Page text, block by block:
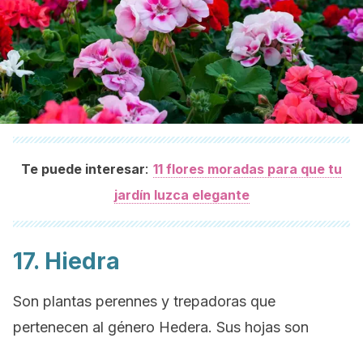
Te puede interesar: 11 flores moradas para que tu
jardín luzca elegante
17. Hiedra
Son plantas perennes y trepadoras que
pertenecen al género Hedera. Sus hojas son